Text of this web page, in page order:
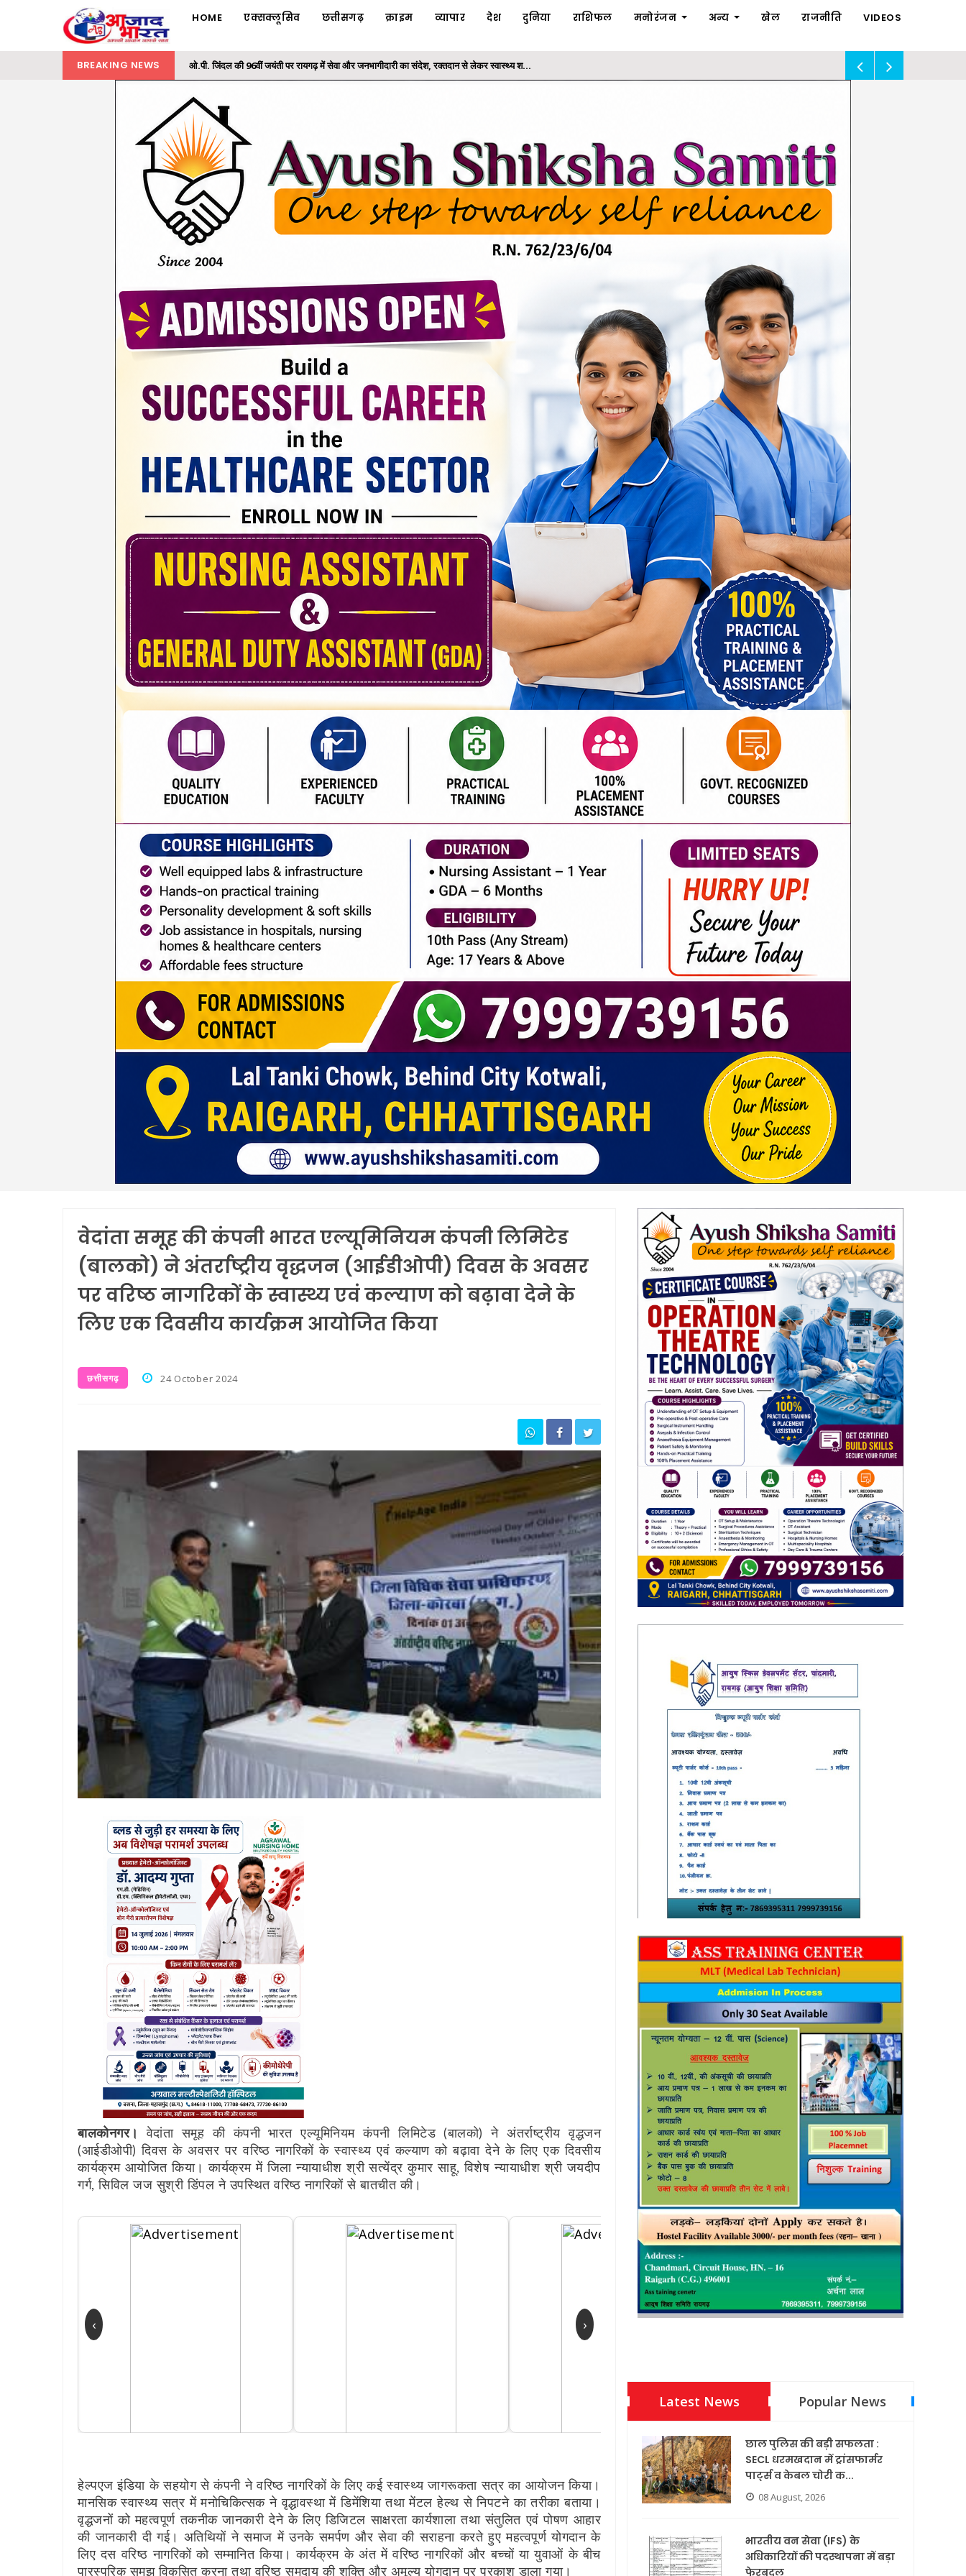
HOME एक्सक्लूसिव छत्तीसगढ़ क्राइम व्यापार देश दुनिया राशिफल मनोरंजन अन्य खेल राजनीति VIDEOS
BREAKING NEWS समाज के अंतिम व्यक्ति तक पहुंचे शासन की योजनाओं का लाभ: राज्यपाल श्री रमेन डेका
राज्यपाल ने ‘एक पेड़ मां के नाम’ अभियान के तहत कलेक्टोरेट परिसर में लगाया बादाम का पौधा
छाल पुलिस की बड़ी सफलता : SECL धरमखदान में ट्रांसफार्मर पार्ट्स व केबल चोरी का 24 घंटे में खुलासा...
भारतीय वन सेवा (IFS) के अधिकारियों की पदस्थापना में बड़ा फेरबदल
ओ.पी. जिंदल की 96वीं जयंती पर रायगढ़ में सेवा और जनभागीदारी का संदेश, रक्तदान से लेकर स्वास्थ्य श...
वेदांता समूह की कंपनी भारत एल्यूमिनियम कंपनी लिमिटेड
(बालको) ने अंतर्राष्ट्रीय वृद्धजन (आईडीओपी) दिवस के अवसर
पर वरिष्ठ नागरिकों के स्वास्थ्य एवं कल्याण को बढ़ावा देने के
लिए एक दिवसीय कार्यक्रम आयोजित किया
छत्तीसगढ़ 24 October 2024
बालकोनगर।
वेदांता समूह की कंपनी भारत एल्यूमिनियम कंपनी लिमिटेड (बालको) ने अंतर्राष्ट्रीय वृद्धजन
(आईडीओपी) दिवस के अवसर पर वरिष्ठ नागरिकों के स्वास्थ्य एवं कल्याण को बढ़ावा देने के लिए एक दिवसीय
कार्यक्रम आयोजित किया। कार्यक्रम में जिला न्यायाधीश श्री सत्येंद्र कुमार साहू, विशेष न्यायाधीश श्री जयदीप
गर्ग, सिविल जज सुश्री डिंपल ने उपस्थित वरिष्ठ नागरिकों से बातचीत की।
‹ ›
हेल्पएज इंडिया के सहयोग से कंपनी ने वरिष्ठ नागरिकों के लिए कई स्वास्थ्य जागरूकता सत्र का आयोजन किया।
मानसिक स्वास्थ्य सत्र में मनोचिकित्सक ने वृद्धावस्था में डिमेंशिया तथा मेंटल हेल्थ से निपटने का तरीका बताया।
वृद्धजनों को महत्वपूर्ण तकनीक जानकारी देने के लिए डिजिटल साक्षरता कार्यशाला तथा संतुलित एवं पोषण आहार
की जानकारी दी गई। अतिथियों ने समाज में उनके समर्पण और सेवा की सराहना करते हुए महत्वपूर्ण योगदान के
लिए दस वरिष्ठ नागरिकों को सम्मानित किया। कार्यक्रम के अंत में वरिष्ठ नागरिकों और बच्चों या युवाओं के बीच
पारस्परिक समझ विकसित करना तथा वरिष्ठ समुदाय की शक्ति और अमूल्य योगदान पर प्रकाश डाला गया।
Latest News Popular News
छाल पुलिस की बड़ी सफलता :
SECL धरमखदान में ट्रांसफार्मर
पार्ट्स व केबल चोरी क...
08 August, 2026
भारतीय वन सेवा (IFS) के
अधिकारियों की पदस्थापना में बड़ा
फेरबदल